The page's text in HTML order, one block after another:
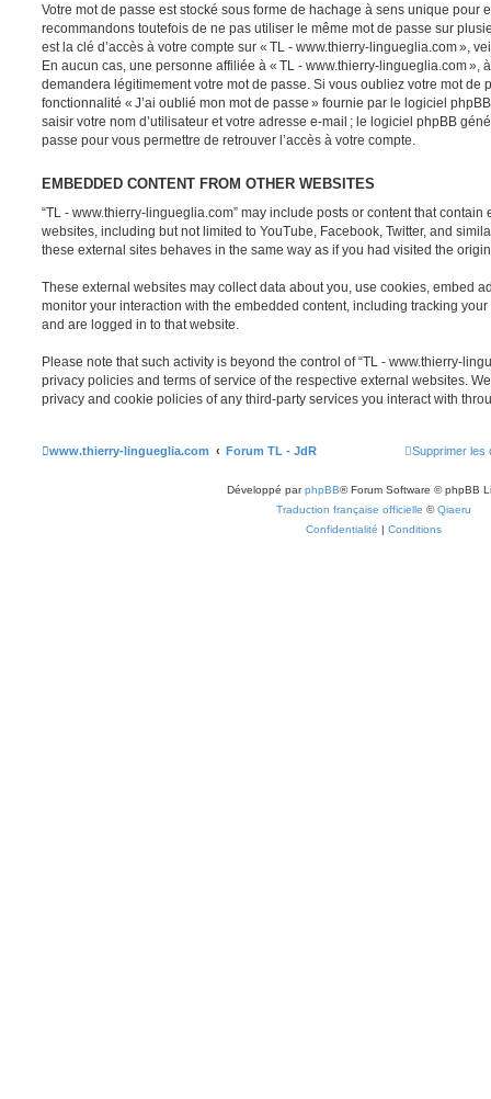
Votre mot de passe est stocké sous forme de hachage à sens unique pour
recommandons toutefois de ne pas utiliser le même mot de passe sur
est la clé d’accès à votre compte sur « TL - www.thierry-lingueglia.com »,
En aucun cas, une personne affiliée à « TL - www.thierry-lingueglia.com »,
demandera légitimement votre mot de passe. Si vous oubliez votre mot de
fonctionnalité « J’ai oublié mon mot de passe » fournie par le logiciel
saisir votre nom d’utilisateur et votre adresse e-mail ; le logiciel phpBB
passe pour vous permettre de retrouver l’accès à votre compte.
EMBEDDED CONTENT FROM OTHER WEBSITES
“TL - www.thierry-lingueglia.com” may include posts or content that
websites, including but not limited to YouTube, Facebook, Twitter, and
these external sites behaves in the same way as if you had visited the
These external websites may collect data about you, use cookies, embed
monitor your interaction with the embedded content, including tracking
and are logged in to that website.
Please note that such activity is beyond the control of “TL - www.thierry-
privacy policies and terms of service of the respective external websites.
privacy and cookie policies of any third-party services you interact with
www.thierry-lingueglia.com Forum TL - JdR Supprimer les
Développé parphpBB® Forum Software © phpBB
Traduction française officielle ©Qiaeru
Confidentialité | Conditions